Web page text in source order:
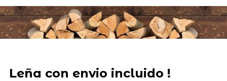
Leña con envio incluido !